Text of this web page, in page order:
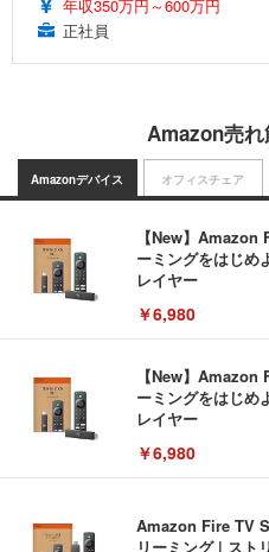
年収350万円～600万円
正社員
Amazon売
Amazonデバイス
【New】
ーミングをはじめ
レイヤー
￥6,980
【New】
ーミングをはじめ
レイヤー
￥6,980
Amazon Fire TV
リーミング | スト
オフィスチェア